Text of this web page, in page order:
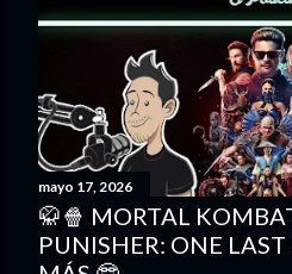
a
a
s
mayo 17, 2026
🥋🍿 MORTAL
PUNISHER: ONE